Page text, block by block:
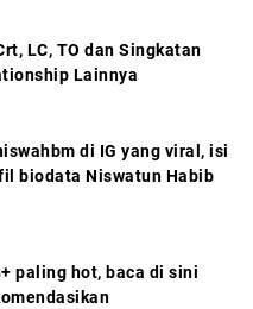
LC, TO dan Singkatan
Lainnya
di IG yang viral, isi
biodata Niswatun Habib
paling hot, baca di sini